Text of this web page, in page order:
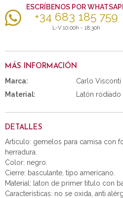
ESCRÍBENOS POR
+34 683 185 759
L-V 10:00h - 18:30h
MÁS INFORMACIÓN
Marca:
Carlo Visconti
Material:
Latón rodiado
DETALLES
Articulo: gemelos para camisa con
herradura.
Color: negro.
Cierre: basculante, tipo americano.
Material: laton de primer titulo con
Características: no se oxida, anti